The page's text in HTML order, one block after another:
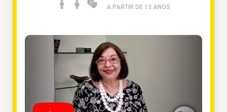
A PARTIR DE 13 ANOS